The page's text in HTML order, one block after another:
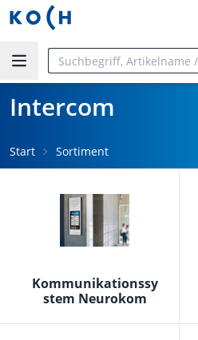
Zum Hauptinhalt springen
Intercom
Start Sortiment
Kommunikationssy
stem Neurokom